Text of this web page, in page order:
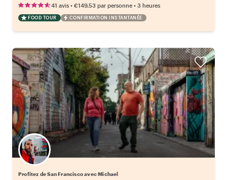
41 avis • €149.53 par personne • 3 heures
FOOD TOUR CONFIRMATION INSTANTANÉE
Profitez de San Francisco avec Michael